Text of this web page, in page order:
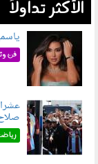
الأكثر تداولاً
050802.jpg
فن
050803.jpg